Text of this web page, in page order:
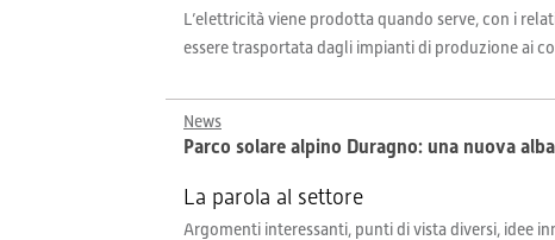
L’elettricità viene prodotta quando serve, con i
essere trasportata dagli impianti di produzione ai
News
Parco solare alpino Duragno: una nuova alba
La parola al settore
Argomenti interessanti, punti di vista diversi, idee